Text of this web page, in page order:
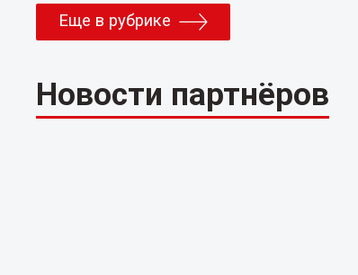
Еще в рубрике
Новости партнёров